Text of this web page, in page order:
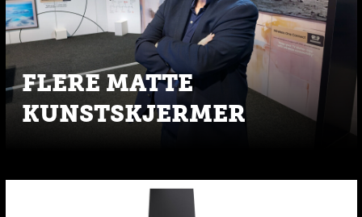
FLERE MATTE
KUNSTSKJERMER